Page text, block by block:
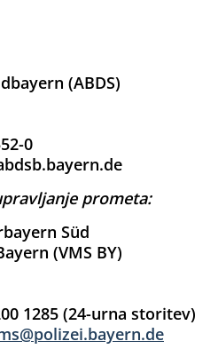
(ABDS)
0
prometa:
Süd
(VMS BY)
1285 (24-urna storitev)